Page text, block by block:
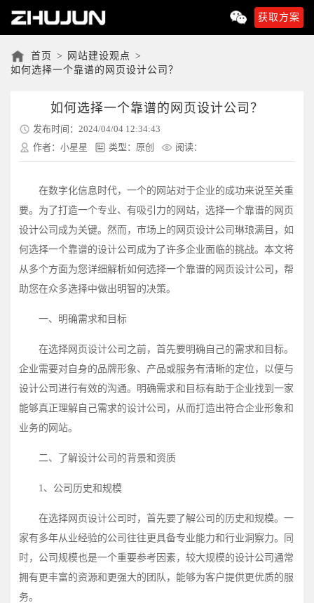
获取方案
首页 > 网站建设观点 >
如何选择一个靠谱的网页设计公司？
如何选择一个靠谱的网页设计公司？
发布时间：2024/04/04 12:34:43
作者：小星星
类型：原创 阅读：
在数字化信息时代，一个的网站对于企业的成功来说至关重
要。为了打造一个专业、有吸引力的网站，选择一个靠谱的网页
设计公司成为关键。然而，市场上的网页设计公司琳琅满目，如
何选择一个靠谱的设计公司成为了许多企业面临的挑战。本文将
从多个方面为您详细解析如何选择一个靠谱的网页设计公司，帮
助您在众多选择中做出明智的决策。
一、明确需求和目标
在选择网页设计公司之前，首先要明确自己的需求和目标。
企业需要对自身的品牌形象、产品或服务有清晰的定位，以便与
设计公司进行有效的沟通。明确需求和目标有助于企业找到一家
能够真正理解自己需求的设计公司，从而打造出符合企业形象和
业务的网站。
二、了解设计公司的背景和资质
1、公司历史和规模
在选择网页设计公司时，首先要了解公司的历史和规模。一
家有多年从业经验的公司往往更具备专业能力和行业洞察力。同
时，公司规模也是一个重要参考因素，较大规模的设计公司通常
拥有更丰富的资源和更强大的团队，能够为客户提供更优质的服
务。